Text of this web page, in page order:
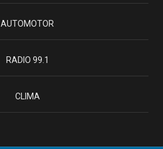
AUTOMOTOR
RADIO 99.1
CLIMA